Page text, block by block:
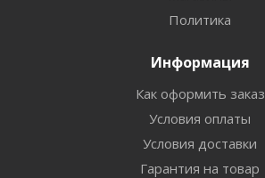
Политика
Информация
Как оформить заказ
Условия оплаты
Условия доставки
Гарантия на товар